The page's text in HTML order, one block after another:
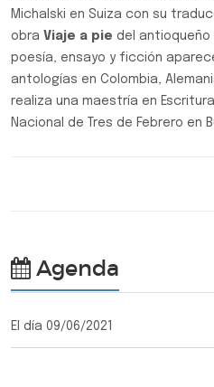
Michalski en Suiza con su
obra Viaje a pie del antioqueño
poesía, ensayo y ficción
antologías en Colombia,
realiza una maestría en
Nacional de Tres de Febrero en
Agenda
El día 09/06/2021